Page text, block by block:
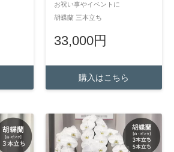
お祝い事やイベントに
胡蝶蘭 三本立ち
33,000円
購入はこちら